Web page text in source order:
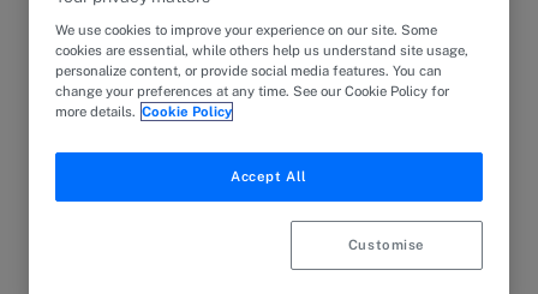
de Counsel.
Au sein de l’équipe de droit social du cabinet,
individuel et collectif mais également prendre en
charge des dossiers de conseil complexes,
notamment en matière de restructuration
We use cookies to improve your experience on our site. Some
cookies are essential, while others help us understand site usage,
personalize content, or provide social media features. You can
change your preferences at any time. See our Cookie Policy for
more details. Cookie Policy
Accept All
Customise